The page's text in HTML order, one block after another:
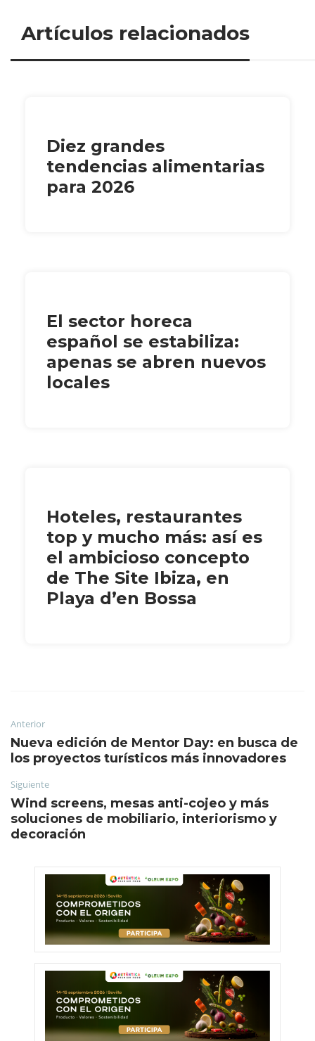
Artículos relacionados
Diez grandes
tendencias alimentarias
para 2026
El sector horeca
español se estabiliza:
apenas se abren nuevos
locales
Hoteles, restaurantes
top y mucho más: así es
el ambicioso concepto
de The Site Ibiza, en
Playa d’en Bossa
Anterior
Nueva edición de Mentor Day: en busca de
los proyectos turísticos más innovadores
Siguiente
Wind screens, mesas anti-cojeo y más
soluciones de mobiliario, interiorismo y
decoración